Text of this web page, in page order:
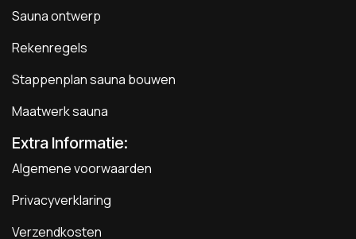
Sauna ontwerp
Rekenregels
Stappenplan sauna bouwen
Maatwerk sauna
Extra Informatie:
Algemene voorwaarden
Privacyverklaring
Verzendkosten